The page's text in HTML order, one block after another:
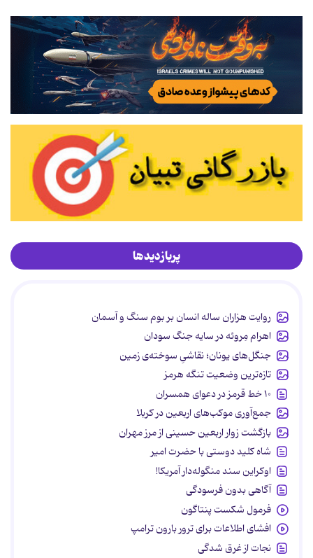
پربازدیدها
روایت هزاران ساله انسان بر بوم سنگ و آسمان
اهرام مِروئه در سایه جنگ سودان
جنگل‌های یونان؛ نقاشیِ سوخته‌ی زمین
تازه‌ترین وضعیت تنگه هرمز
۱۰ خط قرمز در دعوای همسران
جمع‌آوری موکب‌های اربعین در کربلا
بازگشت زوار اربعین حسینی از مرز مهران
شاه کلید دوستی با حضرت امیر
اوکراین سند منگوله‌دار آمریکا!
آگاهی بدون فرسودگی
فرمول شکست پنتاگون
افشای اطلاعات برای ترور بارون ترامپ
نجات از غرق شدگی